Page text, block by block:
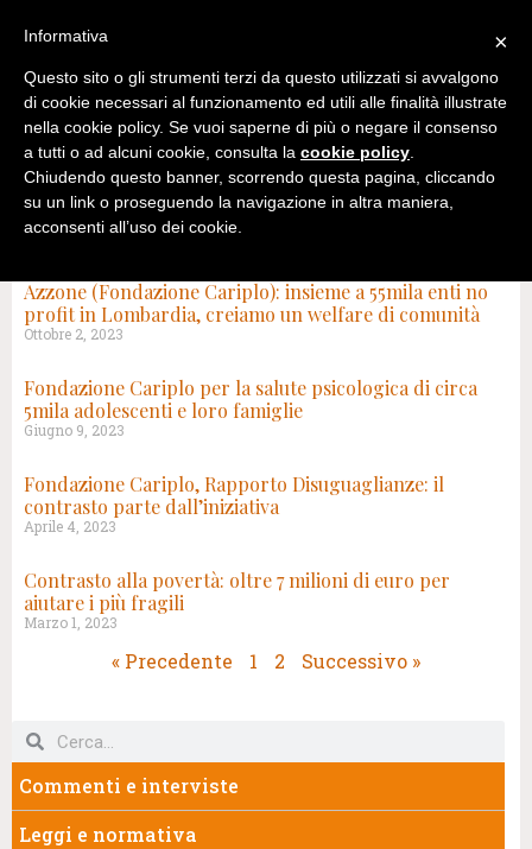
Azzone (Fondazione Cariplo): insieme a 55mila enti no
profit in Lombardia, creiamo un welfare di comunità
Ottobre 2, 2023
Fondazione Cariplo per la salute psicologica di circa
5mila adolescenti e loro famiglie
Giugno 9, 2023
Fondazione Cariplo, Rapporto Disuguaglianze: il
contrasto parte dall’iniziativa
Aprile 4, 2023
Contrasto alla povertà: oltre 7 milioni di euro per
aiutare i più fragili
Marzo 1, 2023
« Precedente 1 2 Successivo »
Commenti e interviste
Leggi e normativa
×
Informativa
Questo sito o gli strumenti terzi da questo utilizzati si avvalgono
di cookie necessari al funzionamento ed utili alle finalità illustrate
nella cookie policy. Se vuoi saperne di più o negare il consenso
a tutti o ad alcuni cookie, consulta la cookie policy.
Chiudendo questo banner, scorrendo questa pagina, cliccando
su un link o proseguendo la navigazione in altra maniera,
acconsenti all’uso dei cookie.